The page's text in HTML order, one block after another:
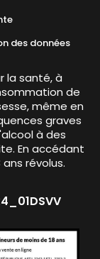
des données
la santé, à
de
même en
graves
à des
En accédant
révolus.